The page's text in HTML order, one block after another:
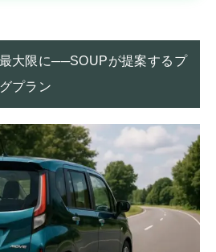
大限に──SOUPが提案するプ
プラン